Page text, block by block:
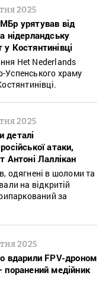
2025
урятував від
нідерландську
Костянтинівці
Het Nederlands
Успенського храму
2025
деталі
атаки,
Антоні Лаллікан
одягнені в шоломи та
на відкритій
за
2025
вдарили FPV-дроном
поранений медійник